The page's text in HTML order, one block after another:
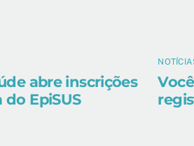
abre inscrições
EpiSUS